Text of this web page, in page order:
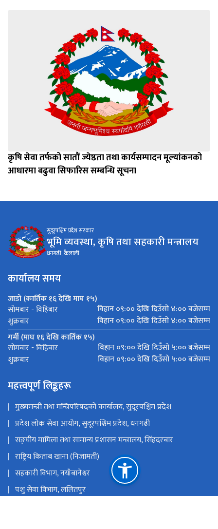
कृषि सेवा तर्फको सातौं ज्येष्ठता तथा कार्यसम्पादन मूल्यांकनको
आधारमा बढुवा सिफारिस सम्बन्धि सूचना
सुदूरपश्चिम प्रदेश सरकार
भूमि व्यवस्था, कृषि तथा सहकारी मन्त्रालय
धनगढी, कैलाली
कार्यालय समय
जाडो (कार्तिक १६ देखि माघ १५)
साेमबार - विहिबार
विहान ०९:०० देखि दिउँसो ४:०० बजेसम्म
शुक्रबार
विहान ०९:०० देखि दिउँसो ४:०० बजेसम्म
गर्मी (माघ १६ देखि कार्तिक १५)
साेमबार - विहिबार
विहान ०९:०० देखि दिउँसो ५:०० बजेसम्म
शुक्रबार
विहान ०९:०० देखि दिउँसो ५:०० बजेसम्म
महत्त्वपूर्ण लिङ्कहरू
मुख्यमन्त्री तथा मन्त्रिपरिषदको कार्यालय, सुदूरपश्चिम प्रदेश
प्रदेश लोक सेवा आयोग, सुदूरपश्चिम प्रदेश, धनगढी
सङ्‍घीय मामिला तथा सामान्य प्रशासन मन्त्रालय, सिंहदरबार
राष्ट्रिय किताब खाना (निजामती)
सहकारी विभाग, नयाँबानेश्वर
पशु सेवा विभाग, ललितपुर